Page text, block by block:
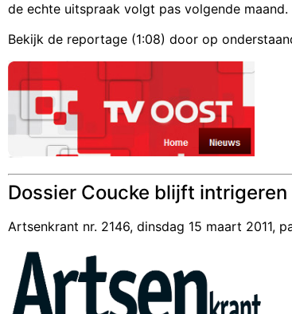
de echte uitspraak volgt pas volgende
Bekijk de reportage (1:08) door op
Dossier Coucke blijft intrigeren
Artsenkrant nr. 2146, dinsdag 15 maart 2011,